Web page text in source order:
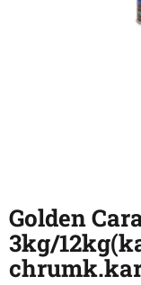
Golden
3kg/